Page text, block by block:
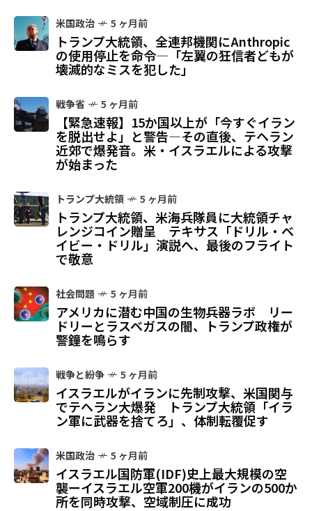
米国政治 5 ヶ月前
トランプ大統領、全連邦機関にAnthropic
の使用停止を命令—「左翼の狂信者どもが
壊滅的なミスを犯した」
戦争省 5 ヶ月前
【緊急速報】15か国以上が「今すぐイラン
を脱出せよ」と警告—その直後、テヘラン
近郊で爆発音。米・イスラエルによる攻撃
が始まった
トランプ大統領 5 ヶ月前
トランプ大統領、米海兵隊員に大統領チャ
レンジコイン贈呈 テキサス「ドリル・ベ
イビー・ドリル」演説へ、最後のフライト
で敬意
社会問題 5 ヶ月前
アメリカに潜む中国の生物兵器ラボ リー
ドリーとラスベガスの闇、トランプ政権が
警鐘を鳴らす
戦争と紛争 5 ヶ月前
イスラエルがイランに先制攻撃、米国関与
でテヘラン大爆発 トランプ大統領「イラ
ン軍に武器を捨てろ」、体制転覆促す
米国政治 5 ヶ月前
イスラエル国防軍(IDF)史上最大規模の空
襲ーイスラエル空軍200機がイランの500か
所を同時攻撃、空域制圧に成功